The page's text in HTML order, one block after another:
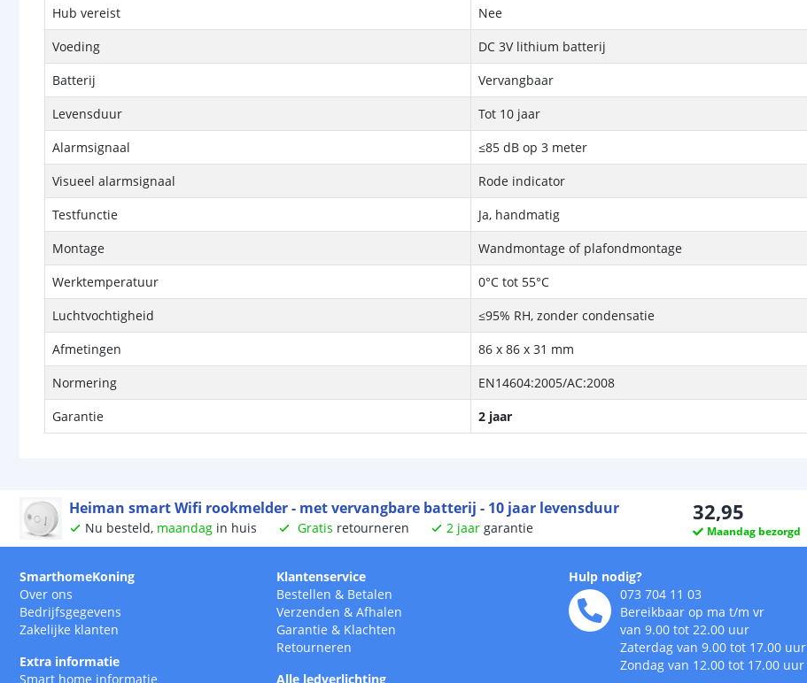
Hub vereist
Nee
Voeding
DC 3V lithium batterij
Batterij
Vervangbaar
Levensduur
Tot 10 jaar
Alarmsignaal
≤85 dB op 3 meter
Visueel alarmsignaal
Rode indicator
Testfunctie
Ja, handmatig
Montage
Wandmontage of plafondmontage
Werktemperatuur
0°C tot 55°C
Luchtvochtigheid
≤95% RH, zonder condensatie
Afmetingen
86 x 86 x 31 mm
Normering
EN14604:2005/AC:2008
Garantie
2 jaar
Heiman smart Wifi rookmelder - met vervangbare batterij - 10 jaar levensduur
Nu besteld, maandag in huis Gratis retourneren 2 jaar garantie
32,95
Maandag bezorgd
SmarthomeKoning
Over ons
Bedrijfsgegevens
Zakelijke klanten
Extra informatie
Smart home informatie
Klantenservice
Bestellen & Betalen
Verzenden & Afhalen
Garantie & Klachten
Retourneren
Alle ledverlichting
Hulp nodig?
073 704 11 03
Bereikbaar op ma t/m vr
van 9.00 tot 22.00 uur
Zaterdag van 9.00 tot 17.00 uur
Zondag van 12.00 tot 17.00 uur